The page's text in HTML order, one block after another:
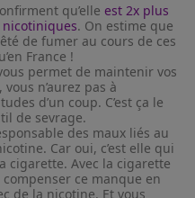
qu’elle est 2x plus
. On estime que
de fumer au cours de ces
France !
permet de maintenir vos
n’aurez pas à
d’un coup. C’est ça le
de sevrage.
des maux liés au
Car oui, c’est elle qui
cigarette. Avec la cigarette
ce manque en
de la nicotine. Et vous